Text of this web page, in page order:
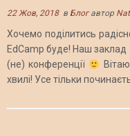
22 Жов, 2018в Блогавтор
Хочемо поділитись
EdCamp буде! Наш
(не) конференції
хвилі! Усе тільки